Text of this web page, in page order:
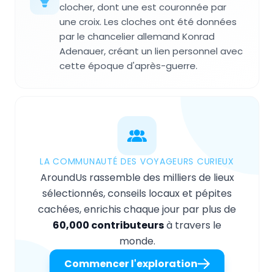
clocher, dont une est couronnée par
une croix. Les cloches ont été données
par le chancelier allemand Konrad
Adenauer, créant un lien personnel avec
cette époque d'après-guerre.
LA COMMUNAUTÉ DES VOYAGEURS CURIEUX
AroundUs rassemble des milliers de lieux
sélectionnés, conseils locaux et pépites
cachées, enrichis chaque jour par plus de
60,000 contributeursà travers le
monde.
Commencer l'exploration